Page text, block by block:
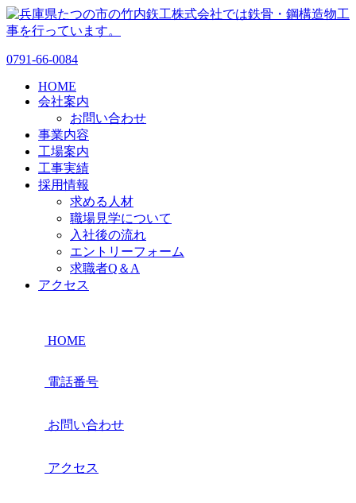
0791-66-0084
HOME
会社案内
お問い合わせ
事業内容
工場案内
工事実績
採用情報
求める人材
職場見学について
入社後の流れ
エントリーフォーム
求職者Q＆A
アクセス
HOME
電話番号
お問い合わせ
アクセス